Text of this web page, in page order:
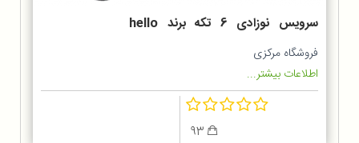
سرویس نوزادی 6 تکه برند hello
kitty
فروشگاه مرکزی
اطلاعات بیشتر...